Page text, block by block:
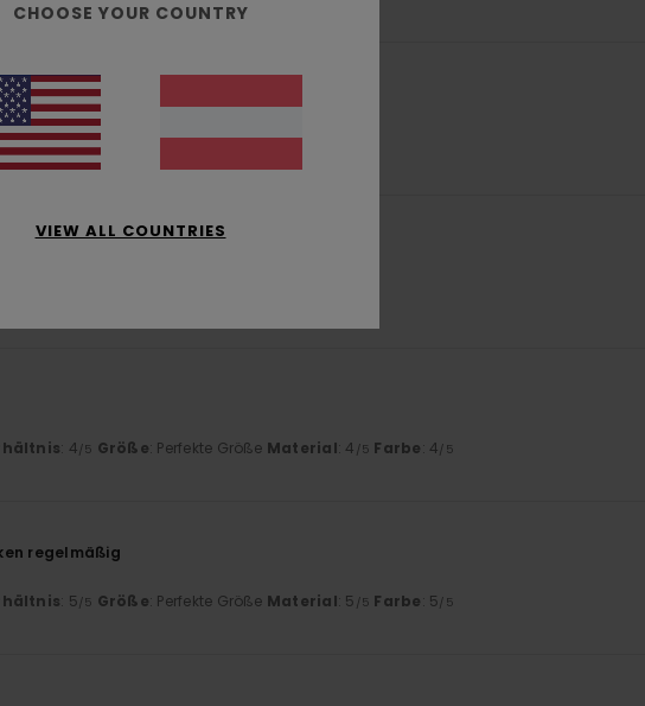
: 5/5 Größe : Perfekte GrößeFarbe
: 4/5 Größe: Perfekte Größe Material: 4 /5 Farbe: 4/5
regelmäßig
: 5/5 Größe: Perfekte Größe Material: 5 /5 Farbe: 5/5
CHOOSE YOUR COUNTRY
VIEW ALL COUNTRIES